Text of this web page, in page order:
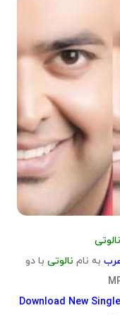
نالوتى
به نام نالوتى با دو
Download New